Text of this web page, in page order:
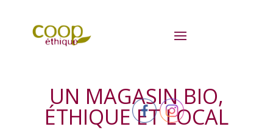
UN MAGASIN BIO,
ÉTHIQUE ET LOCAL